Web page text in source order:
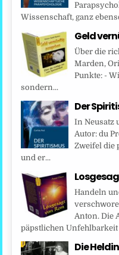
Wissenschaft, ganz
Geld
Über die
Marden,
Punkte: -
sondern...
Der
In Neusatz
Autor: du
Zweifel die
und er...
Handeln
Anton. Die
päpstlichen
Die